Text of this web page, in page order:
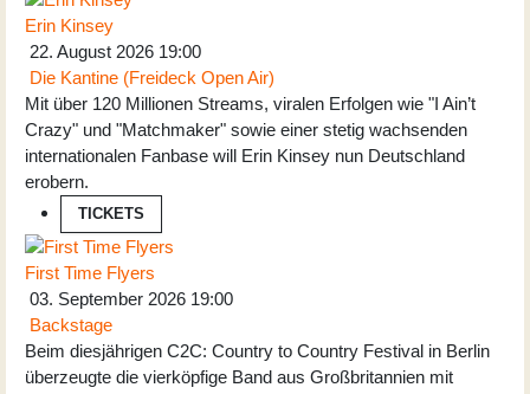
Erin Kinsey
22. August 2026 19:00
Die Kantine (Freideck Open Air)
Mit über 120 Millionen Streams, viralen Erfolgen wie "I Ain’t
Crazy" und "Matchmaker" sowie einer stetig wachsenden
internationalen Fanbase will Erin Kinsey nun Deutschland
erobern.
TICKETS
First Time Flyers
03. September 2026 19:00
Backstage
Beim diesjährigen C2C: Country to Country Festival in Berlin
überzeugte die vierköpfige Band aus Großbritannien mit